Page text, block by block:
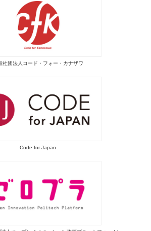
社団法人コード・フォー・カナザワ
Code for Japan